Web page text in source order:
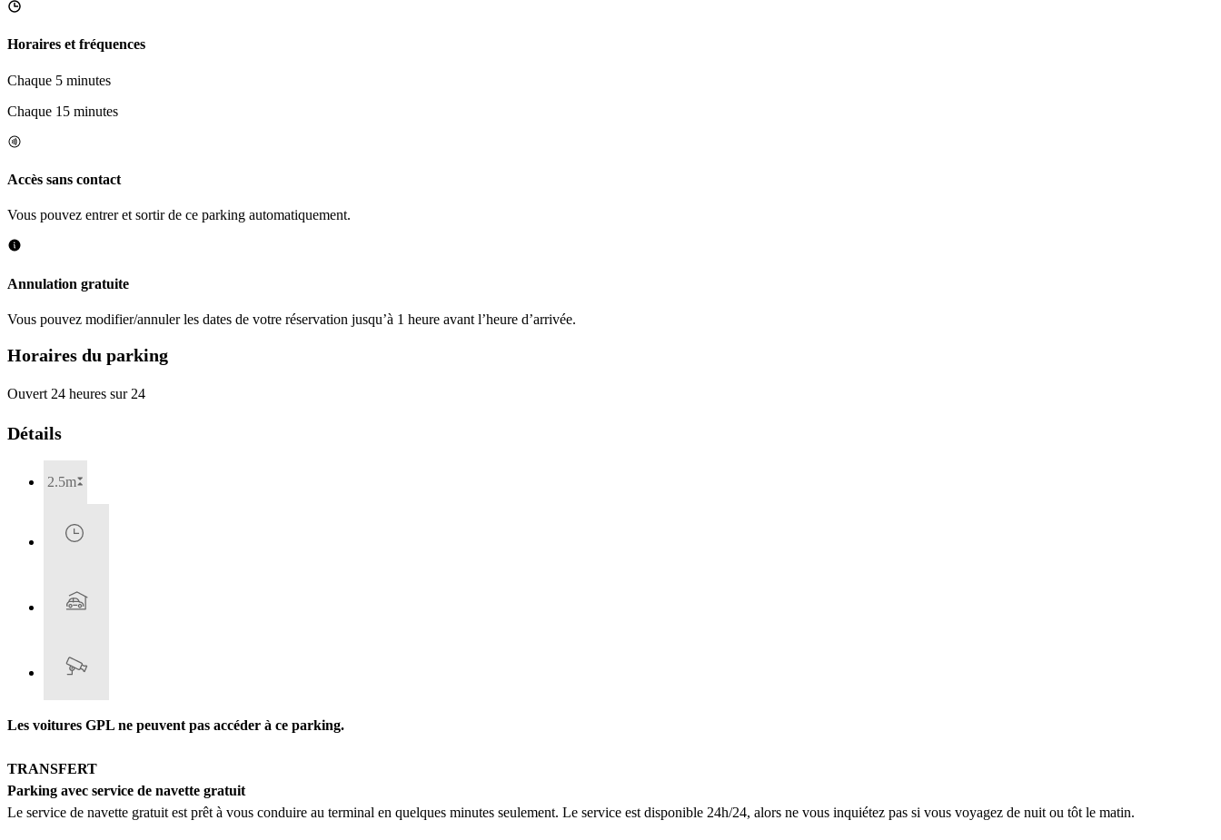
Horaires et fréquences
Chaque 5 minutes
Chaque 15 minutes
Accès sans contact
Vous pouvez entrer et sortir de ce parking automatiquement.
Annulation gratuite
Vous pouvez modifier/annuler les dates de votre réservation jusqu’à 1 heure avant l’heure d’arrivée.
Horaires du parking
Ouvert 24 heures sur 24
Détails
2.5m
Les voitures GPL ne peuvent pas accéder à ce parking.
TRANSFERT
Parking avec service de navette gratuit
Le service de navette gratuit est prêt à vous conduire au terminal en quelques minutes seulement. Le service est disponible 24h/24, alors ne vous inquiétez pas si vous voyagez de nuit ou tôt le matin.